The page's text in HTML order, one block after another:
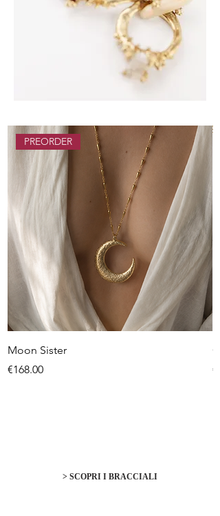
PREORDER
Moon Sister
Price
€168.00
> SCOPRI I BRACCIALI